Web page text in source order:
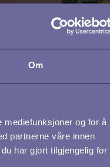
Om
mediefunksjoner og for å
partnerne våre innen
har gjort tilgjengelig for
Lyko med